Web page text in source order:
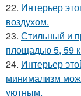
22. Интерьер
воздухом.
23. Стильный и
площадью 5, 59
24. Интерьер
минимализм
уютным.